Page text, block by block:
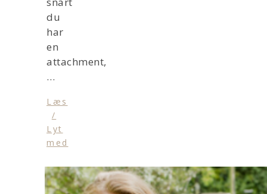
du
har
en
attachment,
…
Læs
/
Lyt
med